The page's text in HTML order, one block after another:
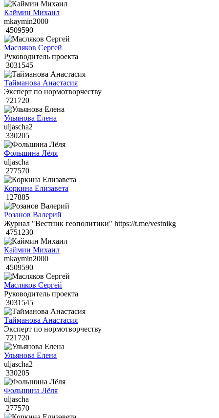
Каймин Михаил
mkaymin2000
4509590
Масляков Сергей
Руководитель проекта
3031545
Тайманова Анастасия
Эксперт по нормотворчеству
721720
Ульянова Елена
uljascha2
330205
Фольшина Лёля
uljascha
277570
Коркина Елизавета
127885
Розанов Валерий
Журнал "Вестник геополитики" https://t.me/vestnikg
4751230
Каймин Михаил
mkaymin2000
4509590
Масляков Сергей
Руководитель проекта
3031545
Тайманова Анастасия
Эксперт по нормотворчеству
721720
Ульянова Елена
uljascha2
330205
Фольшина Лёля
uljascha
277570